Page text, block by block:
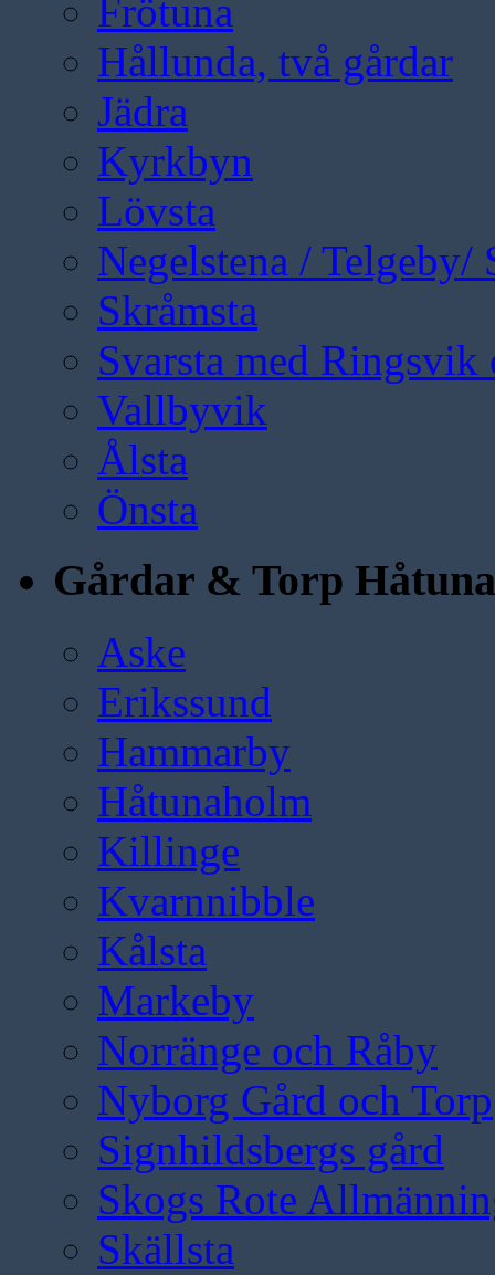
Frötuna
Hållunda, två gårdar
Jädra
Kyrkbyn
Lövsta
Negelstena / Telgeby/
Skråmsta
Svarsta med Ringsvik
Vallbyvik
Ålsta
Önsta
Gårdar & Torp Håtuna
Aske
Erikssund
Hammarby
Håtunaholm
Killinge
Kvarnnibble
Kålsta
Markeby
Norränge och Råby
Nyborg Gård och Torp
Signhildsbergs gård
Skogs Rote
Skällsta